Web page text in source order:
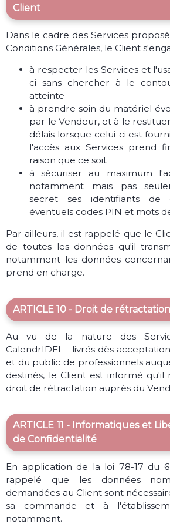
Client
Dans le cadre des Services
Conditions Générales, le Client
à respecter les Services et
ci sans chercher à le
atteinte
à prendre soin du matériel
par le Vendeur, et à le
délais lorsque celui-ci est
l'accès aux Services prend
raison que ce soit
à sécuriser au maximum
notamment mais pas
secret ses identifiants de
éventuels codes PIN et mots
Par ailleurs, il est rappelé que le
de toutes les données qu'il
notamment les données
prend en charge.
ARTICLE 10 - Droit de rétractation
Au vu de la nature des
CalendrIDEL - livrés dès
et du public de professionnels
destinés, le Client est informé qu'il
droit de rétractation auprès du
ARTICLE 11 - Informatiques et
de Confidentialité
En application de la loi 78-17 du
rappelé que les données
demandées au Client sont
sa commande et à
notamment.